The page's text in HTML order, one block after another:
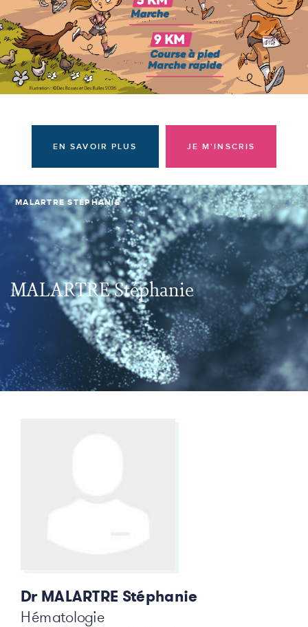
Actualités
Prendre rendez-vous
EN SAVOIR PLUS JE M'INSCRIS
MALARTRE STÉPHANIE
MALARTRE Stéphanie
Dr MALARTRE Stéphanie
Hématologie